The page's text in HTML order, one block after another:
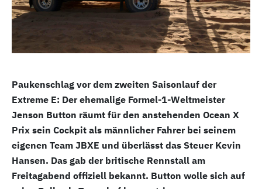
Paukenschlag vor dem zweiten Saisonlauf der
Extreme E: Der ehemalige Formel-1-Weltmeister
Jenson Button räumt für den anstehenden Ocean X
Prix sein Cockpit als männlicher Fahrer bei seinem
eigenen Team JBXE und überlässt das Steuer Kevin
Hansen. Das gab der britische Rennstall am
Freitagabend offiziell bekannt. Button wolle sich auf